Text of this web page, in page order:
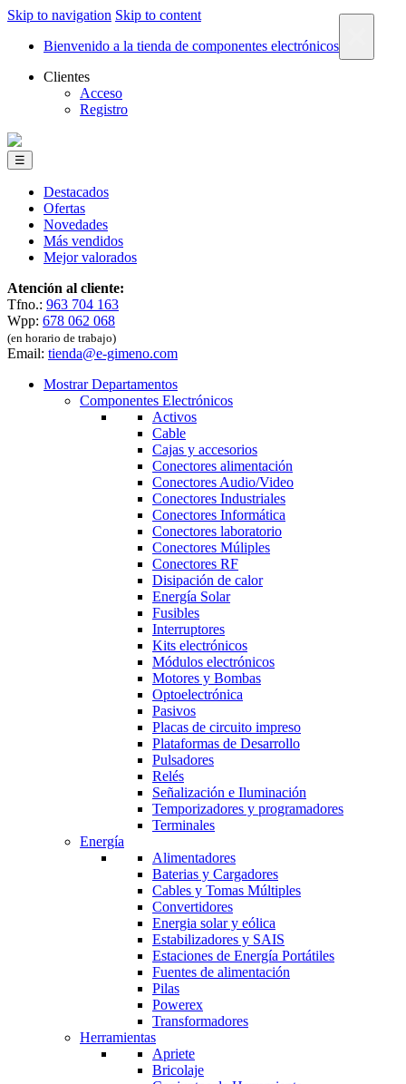
Skip to navigation Skip to content
Bienvenido a la tienda de componentes electrónicos
Clientes
Acceso
Registro
☰
Destacados
Ofertas
Novedades
Más vendidos
Mejor valorados
Atención al cliente:
Tfno.: 963 704 163
Wpp: 678 062 068
(en horario de trabajo)
Email: tienda@e-gimeno.com
Mostrar Departamentos
Componentes Electrónicos
Activos
Cable
Cajas y accesorios
Conectores alimentación
Conectores Audio/Video
Conectores Industriales
Conectores Informática
Conectores laboratorio
Conectores Múliples
Conectores RF
Disipación de calor
Energía Solar
Fusibles
Interruptores
Kits electrónicos
Módulos electrónicos
Motores y Bombas
Optoelectrónica
Pasivos
Placas de circuito impreso
Plataformas de Desarrollo
Pulsadores
Relés
Señalización e Iluminación
Temporizadores y programadores
Terminales
Energía
Alimentadores
Baterias y Cargadores
Cables y Tomas Múltiples
Convertidores
Energia solar y eólica
Estabilizadores y SAIS
Estaciones de Energía Portátiles
Fuentes de alimentación
Pilas
Powerex
Transformadores
Herramientas
Apriete
Bricolaje